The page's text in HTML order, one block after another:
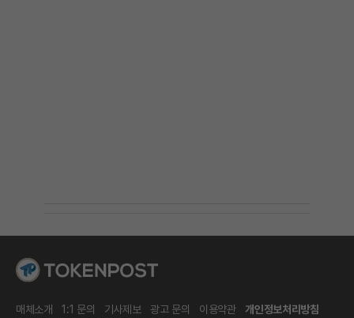
매체소개 1:1 문의 기사제보 광고 문의 이용약관
개인정보처리방침